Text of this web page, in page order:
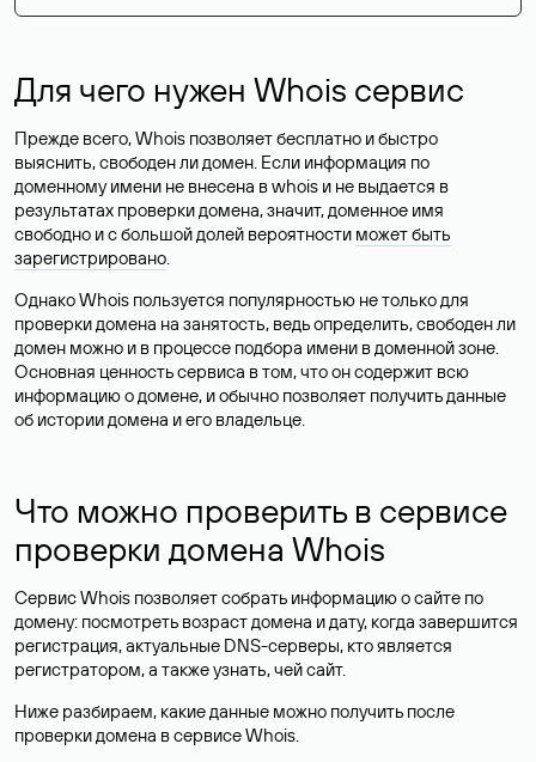
Для чего нужен Whois сервис
Прежде всего, Whois позволяет бесплатно и быстро
выяснить, свободен ли домен. Если информация по
доменному имени не внесена в whois и не выдается в
результатах проверки домена, значит, доменное имя
свободно и с большой долей вероятности может быть
зарегистрировано.
Однако Whois пользуется популярностью не только для
проверки домена на занятость, ведь определить, свободен ли
домен можно и в процессе подбора имени в доменной зоне.
Основная ценность сервиса в том, что он содержит всю
информацию о домене, и обычно позволяет получить данные
об истории домена и его владельце.
Что можно проверить в сервисе
проверки домена Whois
Сервис Whois позволяет собрать информацию о сайте по
домену: посмотреть возраст домена и дату, когда завершится
регистрация, актуальные DNS-серверы, кто является
регистратором, а также узнать, чей сайт.
Ниже разбираем, какие данные можно получить после
проверки домена в сервисе Whois.